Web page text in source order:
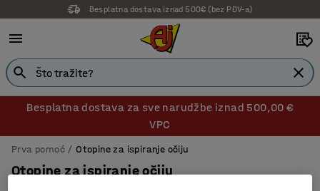
Besplatna dostava iznad 500€ (bez PDV-a)
Besplatna dostava za sve narudžbe iznad 500,00 €
VPC
Prva pomoć Otopine za ispiranje očiju
Otopine za ispiranje očiju